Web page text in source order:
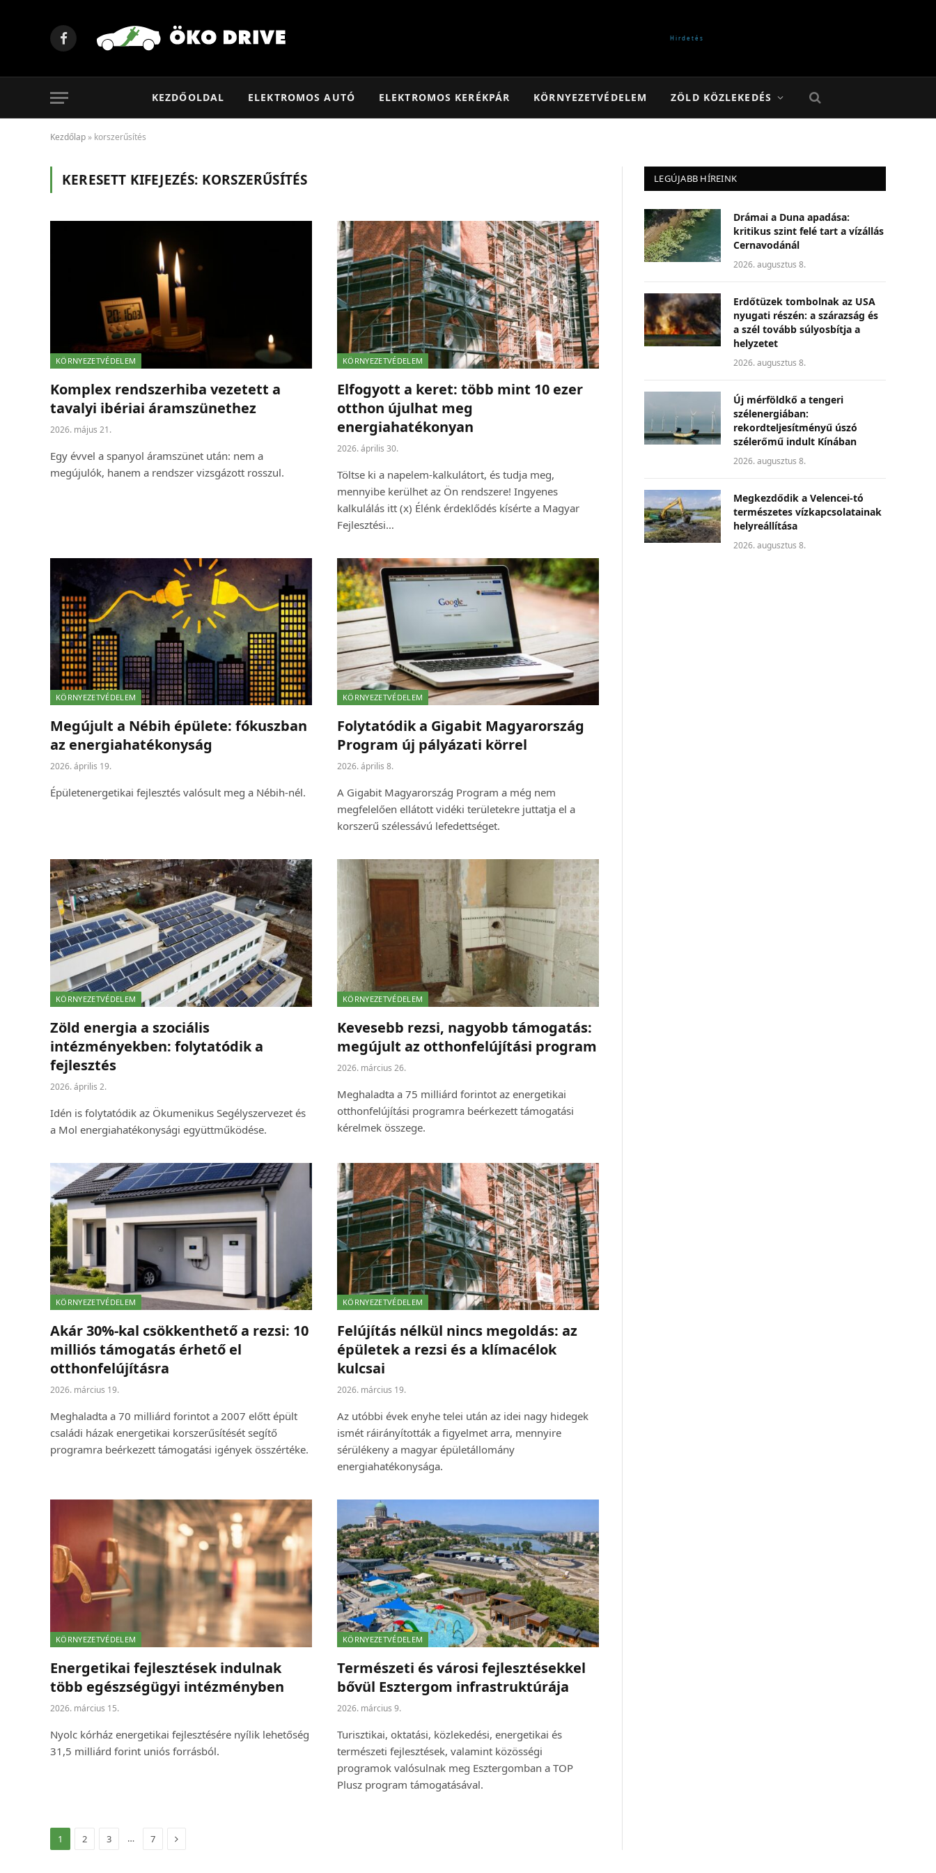
Facebook
KEZDŐOLDAL ELEKTROMOS AUTÓ ELEKTROMOS KERÉKPÁR KÖRNYEZETVÉDELEM ZÖLD KÖZLEKEDÉS
Kezdőlap » korszerűsítés
KERESETT KIFEJEZÉS: KORSZERŰSÍTÉS
KÖRNYEZETVÉDELEM
Komplex rendszerhiba vezetett a
tavalyi ibériai áramszünethez
2026. május 21.
Egy évvel a spanyol áramszünet után: nem a
megújulók, hanem a rendszer vizsgázott rosszul.
KÖRNYEZETVÉDELEM
Elfogyott a keret: több mint 10 ezer
otthon újulhat meg
energiahatékonyan
2026. április 30.
Töltse ki a napelem-kalkulátort, és tudja meg,
mennyibe kerülhet az Ön rendszere! Ingyenes
kalkulálás itt (x) Élénk érdeklődés kísérte a Magyar
Fejlesztési…
KÖRNYEZETVÉDELEM
Megújult a Nébih épülete: fókuszban
az energiahatékonyság
2026. április 19.
Épületenergetikai fejlesztés valósult meg a Nébih-nél.
KÖRNYEZETVÉDELEM
Folytatódik a Gigabit Magyarország
Program új pályázati körrel
2026. április 8.
A Gigabit Magyarország Program a még nem
megfelelően ellátott vidéki területekre juttatja el a
korszerű szélessávú lefedettséget.
KÖRNYEZETVÉDELEM
Zöld energia a szociális
intézményekben: folytatódik a
fejlesztés
2026. április 2.
Idén is folytatódik az Ökumenikus Segélyszervezet és
a Mol energiahatékonysági együttműködése.
KÖRNYEZETVÉDELEM
Kevesebb rezsi, nagyobb támogatás:
megújult az otthonfelújítási program
2026. március 26.
Meghaladta a 75 milliárd forintot az energetikai
otthonfelújítási programra beérkezett támogatási
kérelmek összege.
KÖRNYEZETVÉDELEM
Akár 30%-kal csökkenthető a rezsi: 10
milliós támogatás érhető el
otthonfelújításra
2026. március 19.
Meghaladta a 70 milliárd forintot a 2007 előtt épült
családi házak energetikai korszerűsítését segítő
programra beérkezett támogatási igények összértéke.
KÖRNYEZETVÉDELEM
Felújítás nélkül nincs megoldás: az
épületek a rezsi és a klímacélok
kulcsai
2026. március 19.
Az utóbbi évek enyhe telei után az idei nagy hidegek
ismét ráirányították a figyelmet arra, mennyire
sérülékeny a magyar épületállomány
energiahatékonysága.
KÖRNYEZETVÉDELEM
Energetikai fejlesztések indulnak
több egészségügyi intézményben
2026. március 15.
Nyolc kórház energetikai fejlesztésére nyílik lehetőség
31,5 milliárd forint uniós forrásból.
KÖRNYEZETVÉDELEM
Természeti és városi fejlesztésekkel
bővül Esztergom infrastruktúrája
2026. március 9.
Turisztikai, oktatási, közlekedési, energetikai és
természeti fejlesztések, valamint közösségi
programok valósulnak meg Esztergomban a TOP
Plusz program támogatásával.
1 2 3 … 7 Következő
LEGÚJABB HÍREINK
Drámai a Duna apadása:
kritikus szint felé tart a vízállás
Cernavodánál
2026. augusztus 8.
Erdőtüzek tombolnak az USA
nyugati részén: a szárazság és
a szél tovább súlyosbítja a
helyzetet
2026. augusztus 8.
Új mérföldkő a tengeri
szélenergiában:
rekordteljesítményű úszó
szélerőmű indult Kínában
2026. augusztus 8.
Megkezdődik a Velencei-tó
természetes vízkapcsolatainak
helyreállítása
2026. augusztus 8.